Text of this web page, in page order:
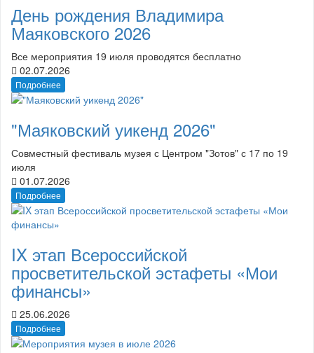
День рождения Владимира
Маяковского 2026
Все мероприятия 19 июля проводятся бесплатно
02.07.2026
Подробнее
"Маяковский уикенд 2026"
Совместный фестиваль музея с Центром "Зотов" с 17 по 19
июля
01.07.2026
Подробнее
IX этап Всероссийской
просветительской эстафеты «Мои
финансы»
25.06.2026
Подробнее